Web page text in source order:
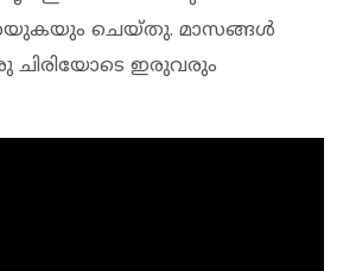
ചെയ്തു. മാസങ്ങൾ
ചിരിയോടെ ഇരുവരും